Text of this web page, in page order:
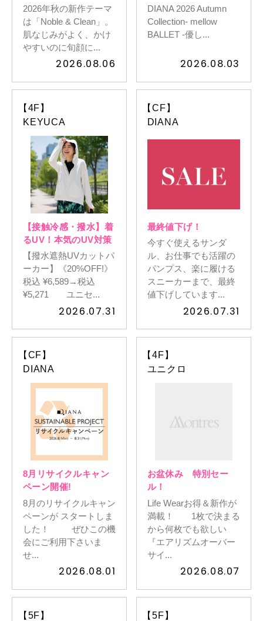
イベントスケジュール
よくある質問
出店募集
Select Language ▼
会社情報
2026年秋の新作テーマ
は「Noble & Clean」。
肌なじみがよく、かけ
やすいのに旬顔に...
2026.08.06
DIANA 2026 Autumn
Collection- mellow
BALLET -優し...
2026.08.03
【4F】
KEYUCA
【接触冷感・撥水】着
るUV！本気のUV対策
【撥水遮熱UVカットパ
ーカー】《20%OFF!》
税込 ¥6,589→税込
¥5,271 ユニセ...
2026.07.31
【CF】
DIANA
最終値下げ！
今すぐ使えるサンダ
ル、お仕事でも活躍の
パンプス、楽に履ける
スニーカーまで、最終
値下げしています...
2026.07.31
【CF】
DIANA
8月リサイクルキャン
ペーン開催!
8月のリサイクルキャン
ペーンが スタートしま
した！ ぜひこの機
会にご利用下さいま
せ...
2026.08.01
【4F】
ユニクロ
お盆休み 特別セー
ル！
Life Wearお得＆新作が
満載！ 1枚で決まる
から何枚でも欲しい
『エアリズムオーバー
サイ...
2026.08.07
【5F】
【5F】